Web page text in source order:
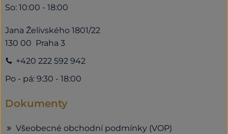
So: 10:00 - 18:00
Jana Želivského 1801/22
130 00 Praha 3
+420 222 592 942
Po - pá: 9:30 - 18:00
Dokumenty
Všeobecné obchodní podmínky (VOP)